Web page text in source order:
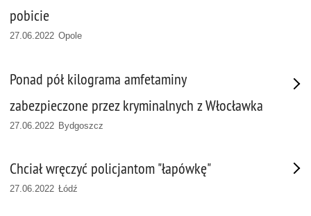
pobicie
27.06.2022 Opole
Ponad pół kilograma amfetaminy
zabezpieczone przez kryminalnych z Włocławka
27.06.2022 Bydgoszcz
Chciał wręczyć policjantom "łapówkę"
27.06.2022 Łódź